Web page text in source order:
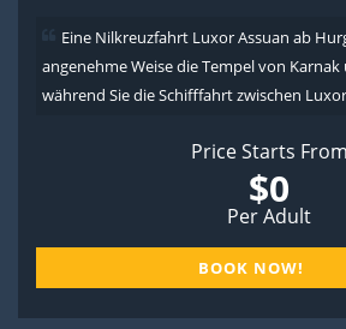
Eine Nilkreuzfahrt Luxor Assuan ab
angenehme Weise die Tempel von
während Sie die Schifffahrt zwischen
Price Starts From
$0
Per Adult
BOOK NOW!